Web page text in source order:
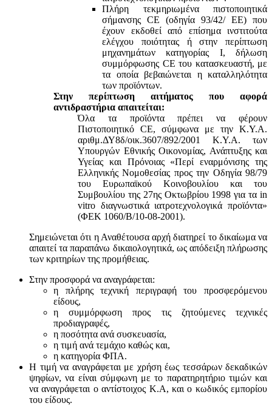
Πλήρη τεκμηριωμένα πιστοποιητικά
σήμανσης CE (οδηγία 93/42/ ΕΕ) που
έχουν εκδοθεί από επίσημα ινστιτούτα
ελέγχου ποιότητας ή στην περίπτωση
μηχανημάτων κατηγορίας Ι, δήλωση
συμμόρφωσης CE του κατασκευαστή, με
τα οποία βεβαιώνεται η καταλληλότητα
των προϊόντων.
Στην περίπτωση αιτήματος που αφορά
αντιδραστήρια απαιτείται:
Όλα τα προϊόντα πρέπει να φέρουν
Πιστοποιητικό CE, σύμφωνα με την Κ.Υ.Α.
αριθμ.ΔΥ8δ/οικ.3607/892/2001 Κ.Υ.Α. των
Υπουργών Εθνικής Οικονομίας, Ανάπτυξης και
Υγείας και Πρόνοιας «Περί εναρμόνισης της
Ελληνικής Νομοθεσίας προς την Οδηγία 98/79
του Ευρωπαϊκού Κοινοβουλίου και του
Συμβουλίου της 27ης Οκτωβρίου 1998 για τα in
vitro διαγνωστικά ιατροτεχνολογικά προϊόντα»
(ΦΕΚ 1060/Β/10-08-2001).
Σημειώνεται ότι η Αναθέτουσα αρχή διατηρεί το δικαίωμα να
απαιτεί τα παραπάνω δικαιολογητικά, ως απόδειξη πλήρωσης
των κριτηρίων της προμήθειας.
Στην προσφορά να αναγράφεται:
η πλήρης τεχνική περιγραφή του προσφερόμενου
είδους,
η συμμόρφωση προς τις ζητούμενες τεχνικές
προδιαγραφές,
η ποσότητα ανά συσκευασία,
η τιμή ανά τεμάχιο καθώς και,
η κατηγορία ΦΠΑ.
Η τιμή να αναγράφεται με χρήση έως τεσσάρων δεκαδικών
ψηφίων, να είναι σύμφωνη με το παρατηρητήριο τιμών και
να αναγράφεται ο αντίστοιχος Κ.Α, και ο κωδικός εμπορίου
του είδους.